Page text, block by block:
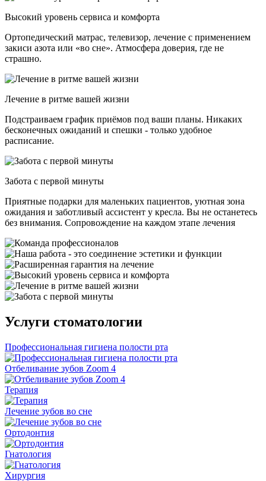
Высокий уровень сервиса и комфорта
Ортопедический матрас, телевизор, лечение с применением
закиси азота или «во сне». Атмосфера доверия, где не
страшно.
Лечение в ритме вашей жизни
Подстраиваем график приёмов под ваши планы. Никаких
бесконечных ожиданий и спешки - только удобное
расписание.
Забота с первой минуты
Приятные подарки для маленьких пациентов, уютная зона
ожидания и заботливый ассистент у кресла. Вы не останетесь
без внимания. Сопровождение на каждом этапе лечения
Услуги стоматологии
Профессиональная гигиена полости рта
Отбеливание зубов Zoom 4
Терапия
Лечение зубов во сне
Ортодонтия
Гнатология
Хирургия